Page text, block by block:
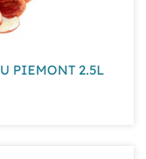
PIEMONT 2.5L